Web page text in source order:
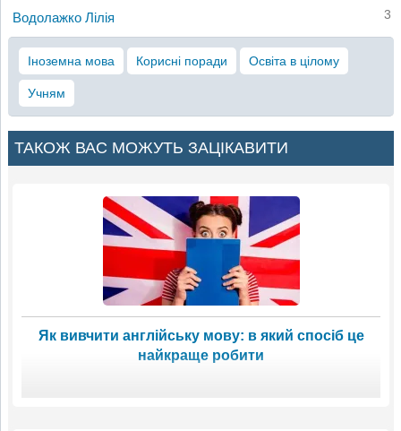
Водолажко Лілія 3
Іноземна мова Корисні поради Освіта в цілому
Учням
ТАКОЖ ВАС МОЖУТЬ ЗАЦІКАВИТИ
Як вивчити англійську мову: в який спосіб це
найкраще робити